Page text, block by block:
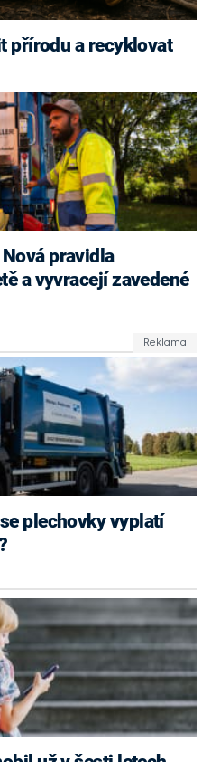
přírodu a recyklovat
pravidla
a vyvracejí zavedené
plechovky vyplatí